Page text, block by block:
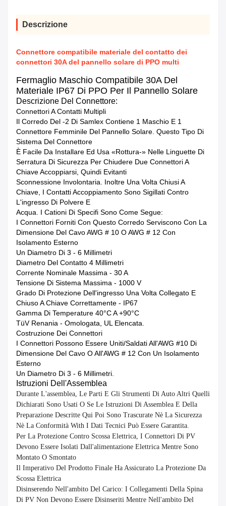
Descrizione
Connettore compatibile materiale del contatto dei
connettori 30A del pannello solare di PPO multi
Fermaglio Maschio Compatibile 30A Del
Materiale IP67 Di PPO Per Il Pannello Solare
Descrizione Del Connettore:
Connettori A Contatti Multipli
Il Corredo Del -2 Di Samlex Contiene 1 Maschio E 1
Connettore Femminile Del Pannello Solare. Questo Tipo Di
Sistema Del Connettore
È Facile Da Installare Ed Usa «rottura-» Nelle Linguette Di
Serratura Di Sicurezza Per Chiudere Due Connettori A
Chiave Accoppiarsi, Quindi Evitanti
Sconnessione Involontaria. Inoltre Una Volta Chiusi A
Chiave, I Contatti Accoppiamento Sono Sigillati Contro
L'ingresso Di Polvere E
Acqua. I Cationi Di Specifi Sono Come Segue:
I Connettori Forniti Con Questo Corredo Serviscono Con La
Dimensione Del Cavo AWG # 10 O AWG # 12 Con
Isolamento Esterno
Un Diametro Di 3 - 6 Millimetri
Diametro Del Contatto 4 Millimetri
Corrente Nominale Massima - 30 A
Tensione Di Sistema Massima - 1000 V
Grado Di Protezione Dell'ingresso Una Volta Collegato E
Chiuso A Chiave Correttamente - IP67
Gamma Di Temperature 40°C A +90°C
TüV Renania - Omologata, UL Elencata.
Costruzione Dei Connettori
I Connettori Possono Essere Uniti/saldati All'AWG #10 Di
Dimensione Del Cavo O All'AWG # 12 Con Un Isolamento
Esterno
Un Diametro Di 3 - 6 Millimetri.
Istruzioni Dell'Assemblea
Durante L'assemblea, Le Parti E Gli Strumenti Di Auto Altri Quelli
Dichiarati Sono Usati O Se Le Istruzioni Di Assemblea E Della
Preparazione Descritte Qui Poi Sono Trascurate Nè La Sicurezza
Nè La Conformità With I Dati Tecnici Può Essere Garantita.
Per La Protezione Contro Scossa Elettrica, I Connettori Di PV
Devono Essere Isolati Dall'alimentazione Elettrica Mentre Sono
Montato O Smontato
Il Imperativo Del Prodotto Finale Ha Assicurato La Protezione Da
Scossa Elettrica
Disinserendo Nell'ambito Del Carico: I Collegamenti Della Spina
Di PV Non Devono Essere Disinseriti Mentre Nell'ambito Del